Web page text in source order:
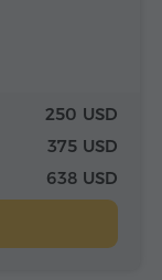
250 USD
375 USD
638 USD